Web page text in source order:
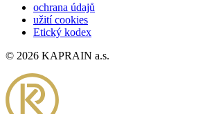
ochrana údajů
užití cookies
Etický kodex
© 2026 KAPRAIN a.s.